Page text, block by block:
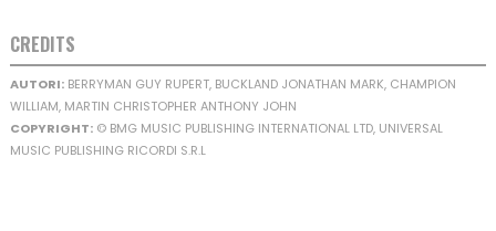
CREDITS
AUTORI:BERRYMAN GUY RUPERT, BUCKLAND JONATHAN MARK, CHAMPION
WILLIAM, MARTIN CHRISTOPHER ANTHONY JOHN
COPYRIGHT:© BMG MUSIC PUBLISHING INTERNATIONAL LTD, UNIVERSAL
MUSIC PUBLISHING RICORDI S.R.L